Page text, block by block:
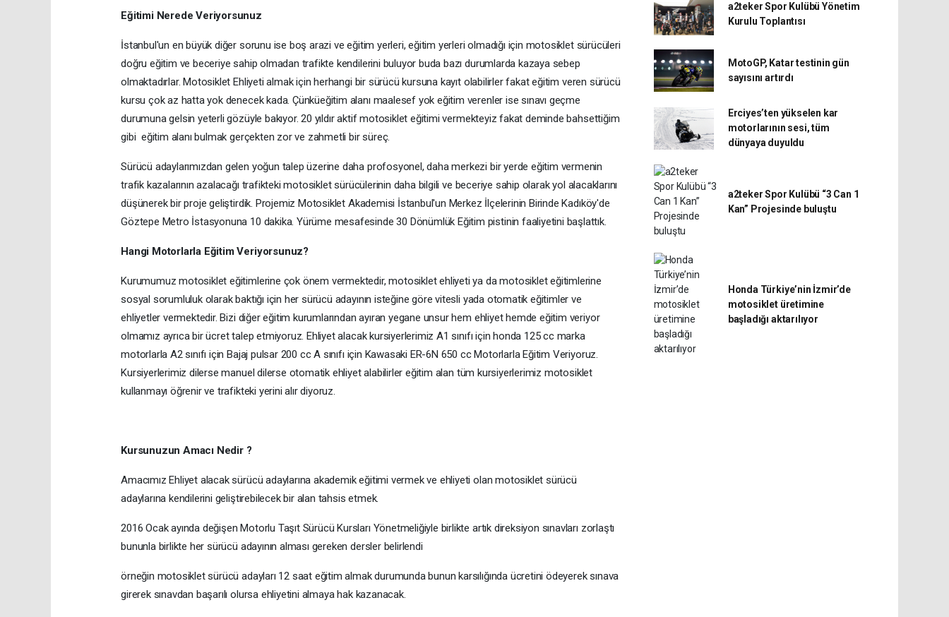
Eğitimi Nerede Veriyorsunuz
İstanbul'un en büyük diğer sorunu ise boş arazi ve eğitim yerleri, eğitim yerleri olmadığı için motosiklet sürücüleri
doğru eğitim ve beceriye sahip olmadan trafikte kendilerini buluyor buda bazı durumlarda kazaya sebep
olmaktadırlar. Motosiklet Ehliyeti almak için herhangi bir sürücü kursuna kayıt olabilirler fakat eğitim veren sürücü
kursu çok az hatta yok denecek kada. Çünküeğitim alanı maalesef yok eğitim verenler ise sınavı geçme
durumuna gelsin yeterli gözüyle bakıyor. 20 yıldır aktif motosiklet eğitimi vermekteyiz fakat deminde bahsettiğim
gibi eğitim alanı bulmak gerçekten zor ve zahmetli bir süreç.
Sürücü adaylarımızdan gelen yoğun talep üzerine daha profosyonel, daha merkezi bir yerde eğitim vermenin
trafik kazalarının azalacağı trafikteki motosiklet sürücülerinin daha bilgili ve beceriye sahip olarak yol alacaklarını
düşünerek bir proje geliştirdik. Projemiz Motosiklet Akademisi İstanbul'un Merkez İlçelerinin Birinde Kadıköy'de
Göztepe Metro İstasyonuna 10 dakika. Yürüme mesafesinde 30 Dönümlük Eğitim pistinin faaliyetini başlattık.
Hangi Motorlarla Eğitim Veriyorsunuz?
Kurumumuz motosiklet eğitimlerine çok önem vermektedir, motosiklet ehliyeti ya da motosiklet eğitimlerine
sosyal sorumluluk olarak baktığı için her sürücü adayının isteğine göre vitesli yada otomatik eğitimler ve
ehliyetler vermektedir. Bizi diğer eğitim kurumlarından ayıran yegane unsur hem ehliyet hemde eğitim veriyor
olmamız ayrıca bir ücret talep etmiyoruz. Ehliyet alacak kursiyerlerimiz A1 sınıfı için honda 125 cc marka
motorlarla A2 sınıfı için Bajaj pulsar 200 cc A sınıfı için Kawasaki ER-6N 650 cc Motorlarla Eğitim Veriyoruz.
Kursiyerlerimiz dilerse manuel dilerse otomatik ehliyet alabilirler eğitim alan tüm kursiyerlerimiz motosiklet
kullanmayı öğrenir ve trafikteki yerini alır diyoruz.
Kursunuzun Amacı Nedir ?
Amacımız Ehliyet alacak sürücü adaylarına akademik eğitimi vermek ve ehliyeti olan motosiklet sürücü
adaylarına kendilerini geliştirebilecek bir alan tahsis etmek.
2016 Ocak ayında değişen Motorlu Taşıt Sürücü Kursları Yönetmeliğiyle birlikte artık direksiyon sınavları zorlaştı
bununla birlikte her sürücü adayının alması gereken dersler belirlendi
örneğin motosiklet sürücü adayları 12 saat eğitim almak durumunda bunun karsılığında ücretini ödeyerek sınava
girerek sınavdan başarılı olursa ehliyetini almaya hak kazanacak.
a2teker Spor Kulübü Yönetim
Kurulu Toplantısı
MotoGP, Katar testinin gün
sayısını artırdı
Erciyes’ten yükselen kar
motorlarının sesi, tüm
dünyaya duyuldu
a2teker Spor Kulübü “3 Can 1
Kan” Projesinde buluştu
Honda Türkiye’nin İzmir’de
motosiklet üretimine
başladığı aktarılıyor